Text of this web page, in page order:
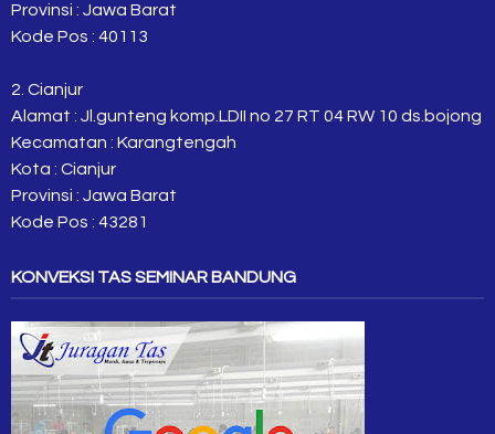
Provinsi : Jawa Barat
Kode Pos : 40113
2. Cianjur
Alamat : Jl.gunteng komp.LDII no 27 RT 04 RW 10 ds.bojong
Kecamatan : Karangtengah
Kota : Cianjur
Provinsi : Jawa Barat
Kode Pos : 43281
KONVEKSI TAS SEMINAR BANDUNG